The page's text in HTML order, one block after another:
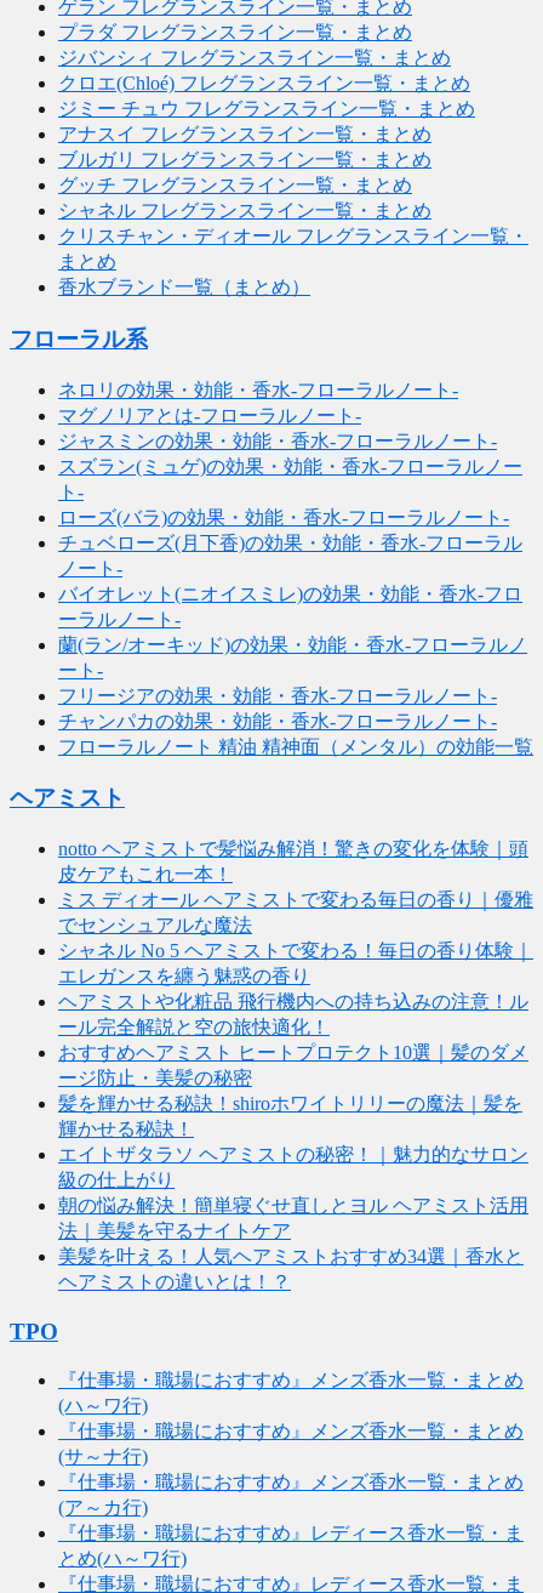
ゲラン フレグランスライン一覧・まとめ
プラダ フレグランスライン一覧・まとめ
ジバンシィ フレグランスライン一覧・まとめ
クロエ(Chloé) フレグランスライン一覧・まとめ
ジミー チュウ フレグランスライン一覧・まとめ
アナスイ フレグランスライン一覧・まとめ
ブルガリ フレグランスライン一覧・まとめ
グッチ フレグランスライン一覧・まとめ
シャネル フレグランスライン一覧・まとめ
クリスチャン・ディオール フレグランスライン一覧・
まとめ
香水ブランド一覧（まとめ）
フローラル系
ネロリの効果・効能・香水-フローラルノート-
マグノリアとは-フローラルノート-
ジャスミンの効果・効能・香水-フローラルノート-
スズラン(ミュゲ)の効果・効能・香水-フローラルノー
ト-
ローズ(バラ)の効果・効能・香水-フローラルノート-
チュベローズ(月下香)の効果・効能・香水-フローラル
ノート-
バイオレット(ニオイスミレ)の効果・効能・香水-フロ
ーラルノート-
蘭(ラン/オーキッド)の効果・効能・香水-フローラルノ
ート-
フリージアの効果・効能・香水-フローラルノート-
チャンパカの効果・効能・香水-フローラルノート-
フローラルノート 精油 精神面（メンタル）の効能一覧
ヘアミスト
notto ヘアミストで髪悩み解消！驚きの変化を体験｜頭
皮ケアもこれ一本！
ミス ディオール ヘアミストで変わる毎日の香り｜優雅
でセンシュアルな魔法
シャネル No 5 ヘアミストで変わる！毎日の香り体験｜
エレガンスを纏う魅惑の香り
ヘアミストや化粧品 飛行機内への持ち込みの注意！ル
ール完全解説と空の旅快適化！
おすすめヘアミスト ヒートプロテクト10選｜髪のダメ
ージ防止・美髪の秘密
髪を輝かせる秘訣！shiroホワイトリリーの魔法｜髪を
輝かせる秘訣！
エイトザタラソ ヘアミストの秘密！｜魅力的なサロン
級の仕上がり
朝の悩み解決！簡単寝ぐせ直しとヨル ヘアミスト活用
法｜美髪を守るナイトケア
美髪を叶える！人気ヘアミストおすすめ34選｜香水と
ヘアミストの違いとは！？
TPO
『仕事場・職場におすすめ』メンズ香水一覧・まとめ
(ハ～ワ行)
『仕事場・職場におすすめ』メンズ香水一覧・まとめ
(サ～ナ行)
『仕事場・職場におすすめ』メンズ香水一覧・まとめ
(ア～カ行)
『仕事場・職場におすすめ』レディース香水一覧・ま
とめ(ハ～ワ行)
『仕事場・職場におすすめ』レディース香水一覧・ま